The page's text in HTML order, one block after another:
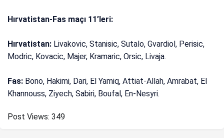
Hırvatistan-Fas maçı 11’leri:
Hırvatistan: Livakovic, Stanisic, Sutalo, Gvardiol, Perisic,
Modric, Kovacic, Majer, Kramaric, Orsic, Livaja.
Fas: Bono, Hakimi, Dari, El Yamiq, Attiat-Allah, Amrabat, El
Khannouss, Ziyech, Sabiri, Boufal, En-Nesyri.
Post Views: 349